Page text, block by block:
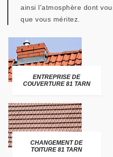
ainsi l'atmosphère dont
que vous méritez.
ENTREPRISE DE
COUVERTURE 81 TARN
CHANGEMENT DE
TOITURE 81 TARN